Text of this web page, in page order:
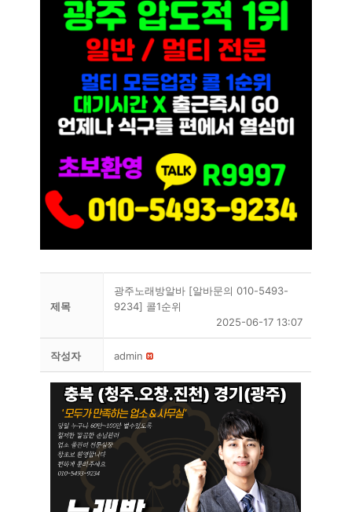
제목
광주노래방알바 [알바문의 010-5493-
9234] 콜1순위
2025-06-17 13:07
작성자 admin